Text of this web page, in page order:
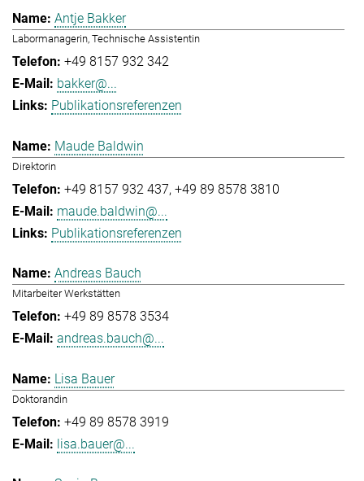
Antje Bakker
Labormanagerin, Technische Assistentin
+49 8157 932 342
bakker@...
Publikationsreferenzen
Maude Baldwin
Direktorin
+49 8157 932 437 +49 89 8578 3810
maude.baldwin@...
Publikationsreferenzen
Andreas Bauch
Mitarbeiter Werkstätten
+49 89 8578 3534
andreas.bauch@...
Lisa Bauer
Doktorandin
+49 89 8578 3919
lisa.bauer@...